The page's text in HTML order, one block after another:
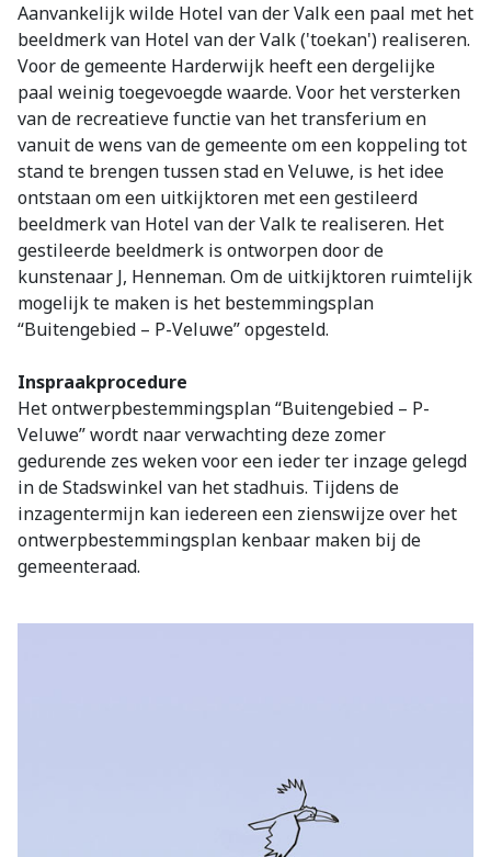
Aanvankelijk wilde Hotel van der Valk een paal met het
beeldmerk van Hotel van der Valk ('toekan') realiseren.
Voor de gemeente Harderwijk heeft een dergelijke
paal weinig toegevoegde waarde. Voor het versterken
van de recreatieve functie van het transferium en
vanuit de wens van de gemeente om een koppeling tot
stand te brengen tussen stad en Veluwe, is het idee
ontstaan om een uitkijktoren met een gestileerd
beeldmerk van Hotel van der Valk te realiseren. Het
gestileerde beeldmerk is ontworpen door de
kunstenaar J, Henneman. Om de uitkijktoren ruimtelijk
mogelijk te maken is het bestemmingsplan
“Buitengebied – P-Veluwe” opgesteld.
Inspraakprocedure
Het ontwerpbestemmingsplan “Buitengebied – P-
Veluwe” wordt naar verwachting deze zomer
gedurende zes weken voor een ieder ter inzage gelegd
in de Stadswinkel van het stadhuis. Tijdens de
inzagentermijn kan iedereen een zienswijze over het
ontwerpbestemmingsplan kenbaar maken bij de
gemeenteraad.